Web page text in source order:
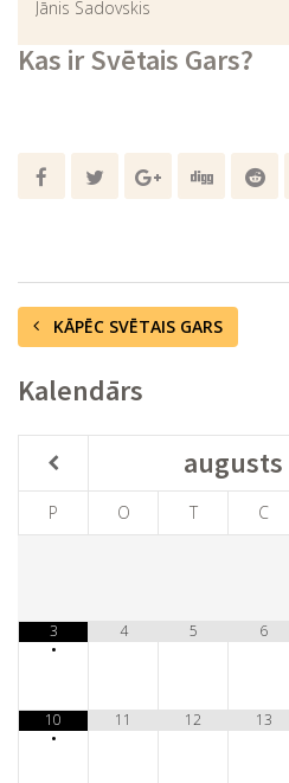
Jānis Sadovskis
Kas ir Svētais Gars?
KĀPĒC SVĒTAIS GARS
Kalendārs
augusts
P O T C
3
•
4 5 6
10
•
11 12 13